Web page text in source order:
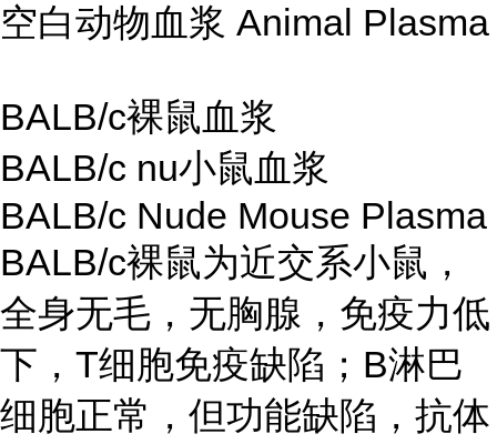
空白动物血浆 Animal Plasma
BALB/c裸鼠血浆
BALB/c nu小鼠血浆
BALB/c Nude Mouse Plasma
BALB/c裸鼠为近交系小鼠，
全身无毛，无胸腺，免疫力低
下，T细胞免疫缺陷；B淋巴
细胞正常，但功能缺陷，抗体